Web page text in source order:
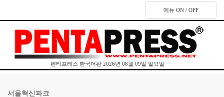
메뉴 ON / OFF
펜타프레스 한국어판 2026년 08월 09일 일요일
서울혁신파크